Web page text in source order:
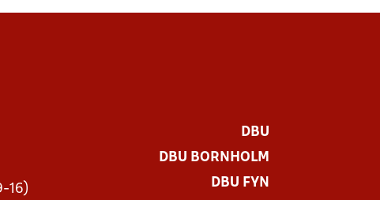
16)
DBU
DBU BORNHOLM
DBU FYN